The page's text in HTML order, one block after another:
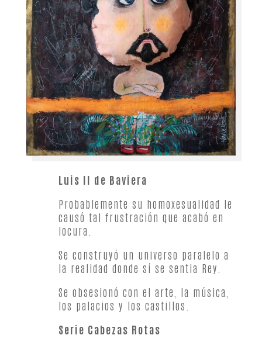
Luis II de Baviera
Probablemente su homoxesualidad le
causó tal frustración que acabó en
locura.
Se construyó un universo paralelo a
la realidad donde sí se sentia Rey.
Se obsesionó con el arte, la música,
los palacios y los castillos.
Serie Cabezas Rotas